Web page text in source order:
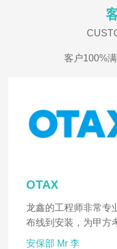
客户100%
OTAX
龙鑫的工程师非常专
布线到安装，为甲方
安保部 Mr 李